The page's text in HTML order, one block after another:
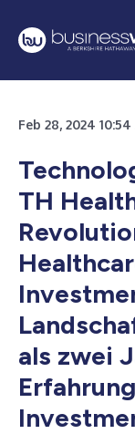
Feb 28, 2024
TH
als zwei